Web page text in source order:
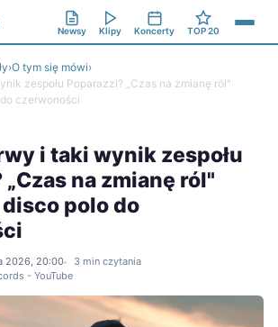
Newsy Klipy Koncerty TOP 20
›O tym się mówi›
zespołu Poparazzi? „Czas na zmianę ról"
czerwoności
i taki wynik zespołu
na zmianę ról"
polo do
2026, 20:00
3 min czytania
- YouTube